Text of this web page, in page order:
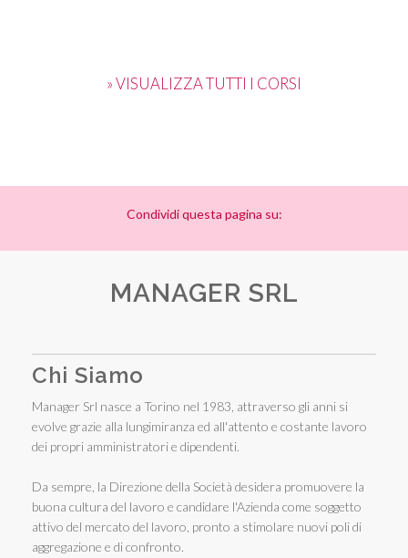
» VISUALIZZA TUTTI I CORSI
Condividi questa pagina su:
MANAGER SRL
Chi Siamo
Manager Srl nasce a Torino nel 1983, attraverso gli anni si
evolve grazie alla lungimiranza ed all'attento e costante lavoro
dei propri amministratori e dipendenti.
Da sempre, la Direzione della Società desidera promuovere la
buona cultura del lavoro e candidare l'Azienda come soggetto
attivo del mercato del lavoro, pronto a stimolare nuovi poli di
aggregazione e di confronto.